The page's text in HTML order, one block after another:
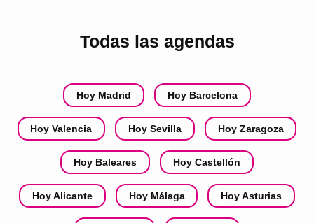
Todas las agendas
Hoy Madrid Hoy Barcelona
Hoy Valencia Hoy Sevilla Hoy Zaragoza
Hoy Baleares Hoy Castellón
Hoy Alicante Hoy Málaga Hoy Asturias